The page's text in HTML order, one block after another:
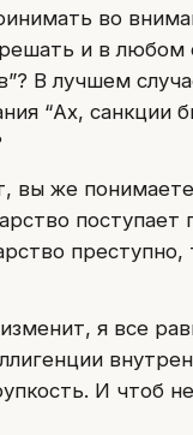
во
и в
В лучшем
“Ах,
вы же
я все
И чтоб